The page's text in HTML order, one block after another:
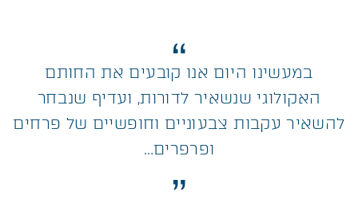
במעשינו היום אנו קובעים את החותם
האקולוגי שנשאיר לדורות, ועדיף שנבחר
להשאיר עקבות צבעוניים וחופשיים של פרחים
ופרפרים…